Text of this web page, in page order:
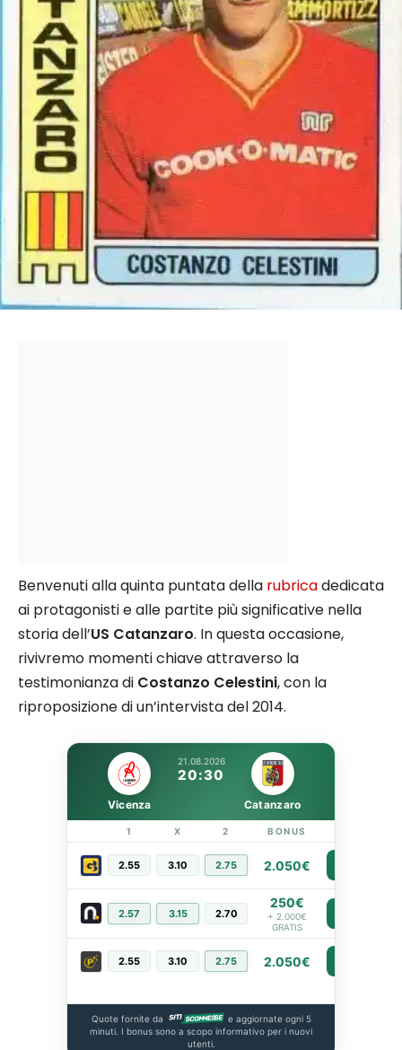
Benvenuti alla quinta puntata della rubricadedicata
ai protagonisti e alle partite più significative nella
storia dell’US Catanzaro. In questa occasione,
rivivremo momenti chiave attraverso la
testimonianza di Costanzo Celestini, con la
riproposizione di un’intervista del 2014.
21.08.2026
20:30
Vicenza Catanzaro
1 X 2 BONUS
2.55 3.10 2.75 2.050€
2.57 3.15 2.70
250€
+ 2.000€
GRATIS
2.55 3.10 2.75 2.050€
Quote fornite da
e aggiornate ogni 5
minuti. I bonus sono a scopo informativo per i nuovi
utenti.